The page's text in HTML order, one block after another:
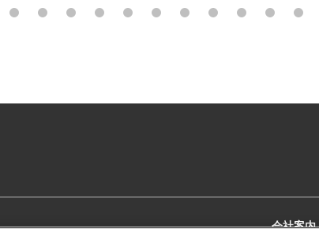
4 5 6 7 8 9 10 11 12 13 14
会社案内